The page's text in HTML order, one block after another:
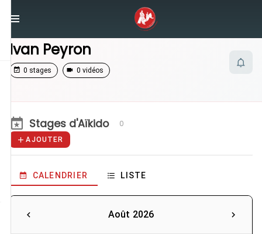
Ivan Peyron
Ivan Peyron
0 stages 0 vidéos
Stages d'Aïkido 0
AJOUTER
CALENDRIER LISTE
Août 2026